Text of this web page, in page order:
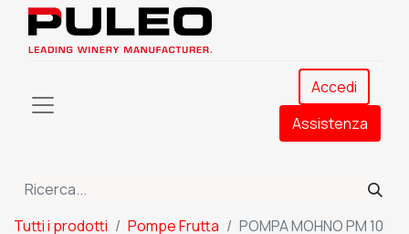
Accedi
Assistenza​
Tutti i prodotti Pompe Frutta POMPA MOHNO PM 10